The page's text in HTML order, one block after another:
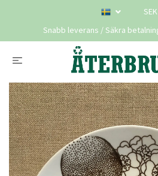
SEK
Snabb leverans / Säkra